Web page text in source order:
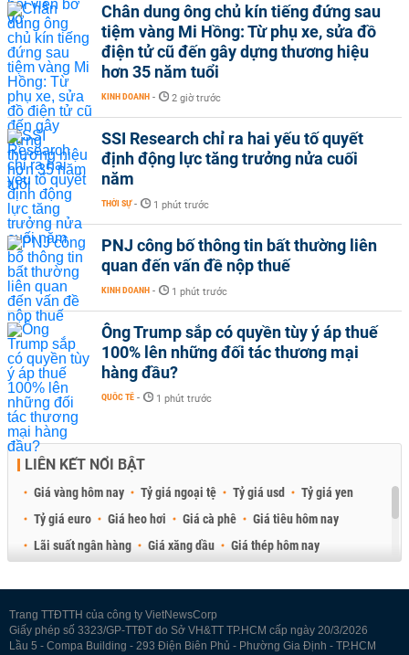
Chân dung ông chủ kín tiếng đứng sau
tiệm vàng Mi Hồng: Từ phụ xe, sửa đồ
điện tử cũ đến gây dựng thương hiệu
hơn 35 năm tuổi
KINH DOANH - 2 giờ trước
SSI Research chỉ ra hai yếu tố quyết
định động lực tăng trưởng nửa cuối
năm
THỜI SỰ - 1 phút trước
PNJ công bố thông tin bất thường liên
quan đến vấn đề nộp thuế
KINH DOANH - 1 phút trước
Ông Trump sắp có quyền tùy ý áp thuế
100% lên những đối tác thương mại
hàng đầu?
QUỐC TẾ - 1 phút trước
LIÊN KẾT NỔI BẬT
Giá vàng hôm nay Tỷ giá ngoại tệ Tỷ giá usd
Tỷ giá yen
Tỷ giá euro
Giá heo hơi Giá cà phê
Giá tiêu hôm nay
Lãi suất ngân hàng
Giá xăng dầu
Giá thép hôm nay
Trang TTĐTTH của công ty VietNewsCorp
Giấy phép số 3323/GP-TTĐT do Sở VH&TT TP.HCM cấp ngày 20/3/2026
Lầu 5 - Compa Building - 293 Điện Biên Phủ - Phường Gia Định - TP.HCM